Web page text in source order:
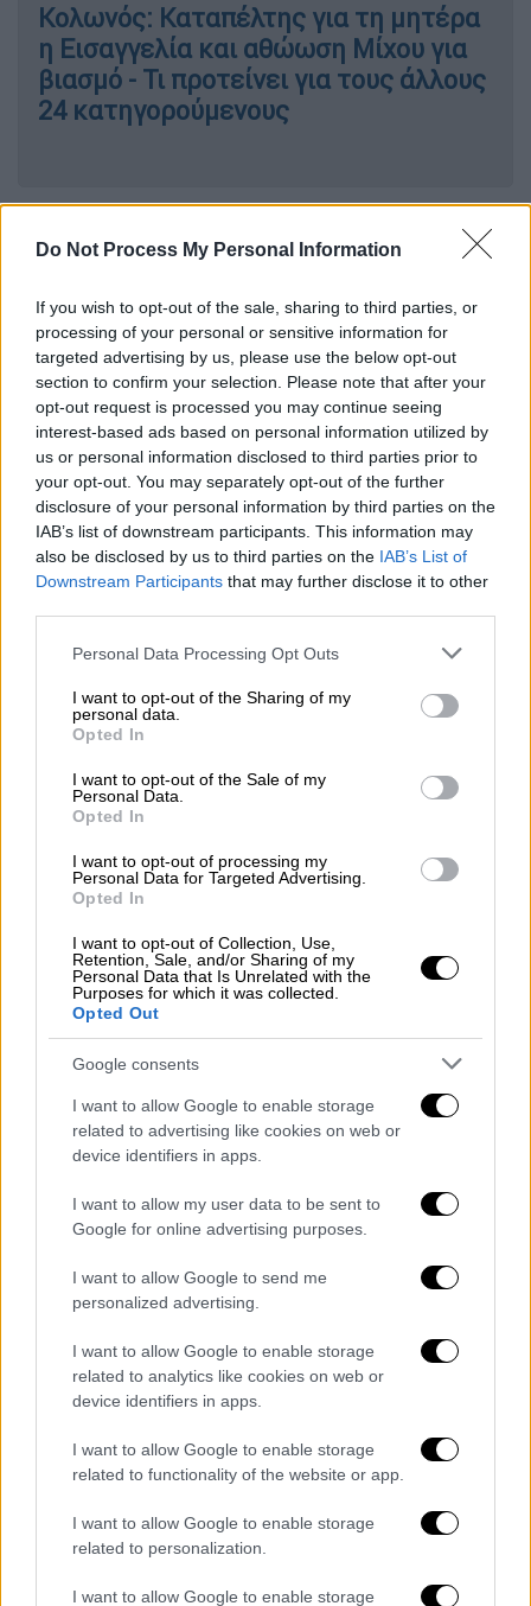
Do Not Process My Personal Information
If you wish to opt-out of the sale, sharing to third parties, or
processing of your personal or sensitive information for
targeted advertising by us, please use the below opt-out
section to confirm your selection. Please note that after your
opt-out request is processed you may continue seeing
interest-based ads based on personal information utilized by
us or personal information disclosed to third parties prior to
your opt-out. You may separately opt-out of the further
disclosure of your personal information by third parties on the
IAB’s list of downstream participants. This information may
also be disclosed by us to third parties on the IAB’s List of
Downstream Participants that may further disclose it to other
Please note that this website/app uses one or more Google
not limited to your visit or usage behaviour. You may click to
grant or deny consent to Google and its third-party tags to
use your data for below specified purposes in below Google
consent section.
Personal Data Processing Opt Outs
I want to opt-out of the Sharing of my
personal data.
Opted In
I want to opt-out of the Sale of my
Personal Data.
Opted In
I want to opt-out of processing my
Personal Data for Targeted Advertising.
Opted In
I want to opt-out of Collection, Use,
Retention, Sale, and/or Sharing of my
Personal Data that Is Unrelated with the
Purposes for which it was collected.
Opted Out
Google consents
I want to allow Google to enable storage
related to advertising like cookies on web or
device identifiers in apps.
I want to allow my user data to be sent to
Google for online advertising purposes.
I want to allow Google to send me
personalized advertising.
I want to allow Google to enable storage
related to analytics like cookies on web or
device identifiers in apps.
I want to allow Google to enable storage
related to functionality of the website or app.
I want to allow Google to enable storage
related to personalization.
I want to allow Google to enable storage
Κολωνός: Καταπέλτης για τη μητέρα
η Εισαγγελία και αθώωση Μίχου για
βιασμό - Τι προτείνει για τους άλλους
24 κατηγορούμενους
Η πορεία έφτασε μέχρι το κατάστημα του
κατηγορούμενουκαι επικράτησε ένταση με
σημείο και να προχωρούν σερίψη χημικών
Σχετικό κάλεσμα έχει απευθύνει ηΛαϊκή
ΣυνέλευσηΚολωνού, που επίσης καλεί σε
διαδήλωση στο κέντρο της Αθήνας, αύριο
Πέμπτη 14 Μαρτίου.
12χρονη - Κολωνός
Οι διοργανωτές, στο κάλεσμά τους μέσω
Facebook, επισημαίνουν ότι «
συγκαλύπτει πλέον και ξεκάθαρα
μαστροπούς και βιαστές με την πρόταση
εισαγγελέα» και τονίζουν ότι θα
υπερασπιστούν το 12χρονο κορίτσι «με κάθε
τρόπο».
Οργή και στο διαδίκτυο
Την ίδια ώρα, μηνύματα οργής με αιχμές για
την δικαιοσύνη έχουν κατακλύσει τις
τελευταίες ώρες και το διαδίκτυο.
Εκατοντάδες αυτή την ωρα στα
Σεπόλια στη συγκέντρωση οργής
για την πρόταση αθώωσης του
μαστρωπου Ηλία#12χρονη
pic.twitter.com/0hmw9YVRWY
— MatinaPapachristoudi
(@MatinaPap)March 13, 2024
Η Εισαγγελία σήμερα νομιμοποίησε
βρήκε βιασμό της 12χρονης απ’τον